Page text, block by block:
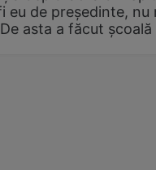
eu de președinte, nu
asta a făcut școală